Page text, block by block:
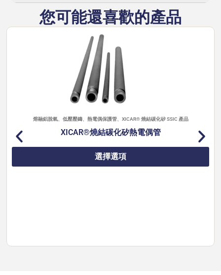
具備以下關鍵特性：
體積密度：3.1–3.3 克/立方公分
彎曲強度：580–1,020 兆帕
維氏硬度：12.7–15.0 戈培爾
斷裂韌性：4–7 MPa·m¹/²
楊氏模量：270–300 GPa
線性熱膨脹係數（40–800 °C）：3.2–3.5
熱導率（20 °C）：23–54 W/(m·K)
耐熱衝擊性：550–900 °C
自1986年以來，Sialon陶瓷始終是熔融有色金屬應
您可能還喜歡的產品
熔融鋁脫氣、 低壓壓鑄、 熱電偶保護管、 XICAR® 燒結碳化矽 SSIC 產品
XICAR®燒結碳化矽熱電偶管
選擇選項